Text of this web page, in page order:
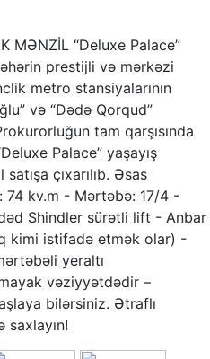
MƏNZİL “Deluxe Palace”
prestijli və mərkəzi
metro stansiyalarının
və “Dədə Qorqud”
tam qarşısında
Palace” yaşayış
çıxarılıb. Əsas
74 kv.m - Mərtəbə: 17/4 -
Shindler sürətli lift - Anbar
kimi istifadə etmək olar) -
yeraltı
vəziyyətdədir –
bilərsiniz. Ətraflı
saxlayın!